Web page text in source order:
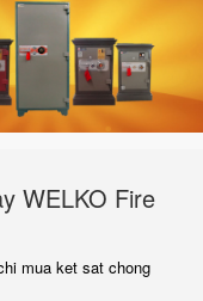
WELKO Fire
mua ket sat chong